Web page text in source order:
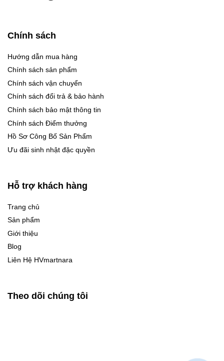
Chính sách
Hướng dẫn mua hàng
Chính sách sản phẩm
Chính sách vận chuyển
Chính sách đổi trả & bảo hành
Chính sách bảo mật thông tin
Chính sách Điểm thưởng
Hồ Sơ Công Bố Sản Phẩm
Ưu đãi sinh nhật đặc quyền
Hỗ trợ khách hàng
Trang chủ
Sản phẩm
Giới thiệu
Blog
Liên Hệ HVmartnara
Theo dõi chúng tôi